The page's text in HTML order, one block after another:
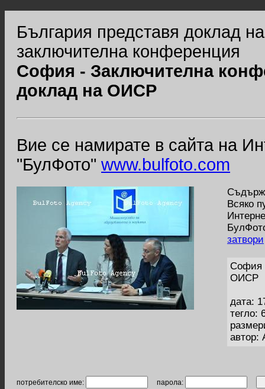
България представя доклад
заключителна конференция
София - Заключителна
доклад на ОИСР
Вие се намирате в сайта на
"БулФото" www.bulfoto.com
Всяко
затвори
София
ОИСР
дата:
тегло:
автор:
потребителско име: парола: